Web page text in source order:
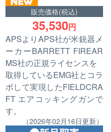
販売価格(税込)
35,530円
APSよりAPS社が米銃器メ
ーカーBARRETT FIREAR
MS社の正規ライセンスを
取得しているEMG社とコラ
ボして実現したFIELDCRA
FT エアコッキングガンで
す。
（2026年02月16日更新）